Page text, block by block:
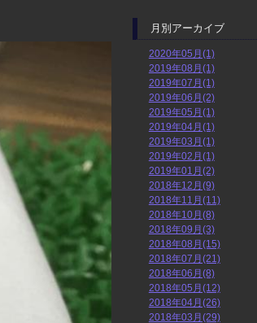
月別アーカイブ
2020年05月(1)
2019年08月(1)
2019年07月(1)
2019年06月(2)
2019年05月(1)
2019年04月(1)
2019年03月(1)
2019年02月(1)
2019年01月(2)
2018年12月(9)
2018年11月(11)
2018年10月(8)
2018年09月(3)
2018年08月(15)
2018年07月(21)
2018年06月(8)
2018年05月(12)
2018年04月(26)
2018年03月(29)